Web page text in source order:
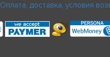
Оплата, доставка, условия